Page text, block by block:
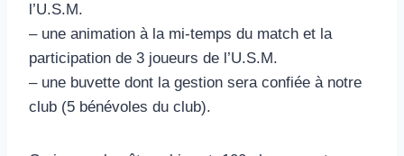
l’U.S.M.
– une animation à la mi-temps du match et la
participation de 3 joueurs de l’U.S.M.
– une buvette dont la gestion sera confiée à notre
club (5 bénévoles du club).